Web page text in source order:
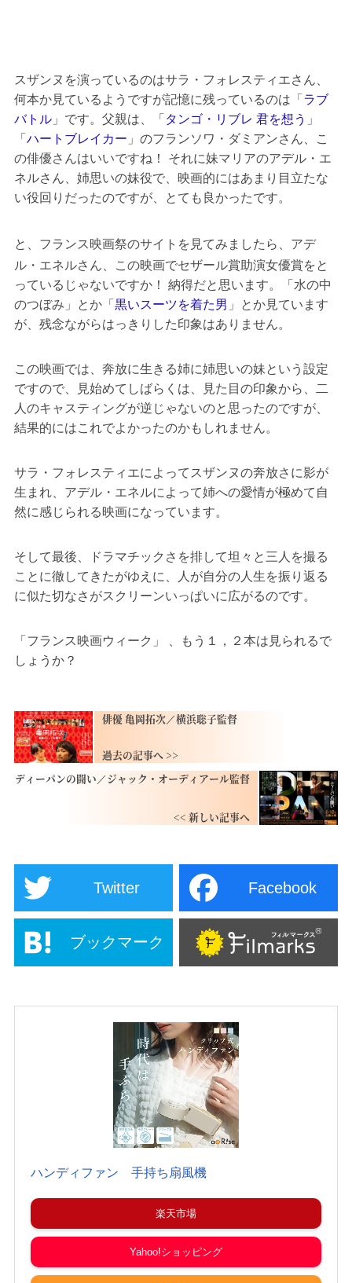
スザンヌを演っているのはサラ・フォレスティエさん、
何本か見ているようですが記憶に残っているのは「 ラブ
バトル」です。父親は、「 タンゴ・リブレ 君を想う 」
「 ハートブレイカー 」のフランソワ・ダミアンさん、こ
の俳優さんはいいですね！ それに妹マリアのアデル・エ
ネルさん、姉思いの妹役で、映画的にはあまり目立たな
い役回りだったのですが、とても良かったです。
と、フランス映画祭のサイトを見てみましたら、 アデ
ル・エネルさん、
この映画でセザール賞助演女優賞をと
っているじゃないですか！ 納得だと思います。「水の中
のつぼみ」とか「 黒いスーツを着た男 」とか見ています
が、残念ながらはっきりした印象はありません。
この映画では、奔放に生きる姉に姉思いの妹という設定
ですので、見始めてしばらくは、見た目の印象から、二
人のキャスティングが逆じゃないのと思ったのですが、
結果的にはこれでよかったのかもしれません。
サラ・フォレスティエによってスザンヌの奔放さに影が
生まれ、アデル・エネルによって姉への愛情が極めて自
然に感じられる映画になっています。
そして最後、ドラマチックさを排して坦々と三人を撮る
ことに徹してきたがゆえに、人が自分の人生を振り返る
に似た切なさがスクリーンいっぱいに広がるのです。
「フランス映画ウィーク」 、もう１，２本は見られるで
しょうか？
俳優 亀岡拓次／横浜聡子監督
ディーパンの闘い／ジャック・オーディアール監督
Twitter Facebook
ブックマーク
ハンディファン 手持ち扇風機
楽天市場
Yahoo!ショッピング